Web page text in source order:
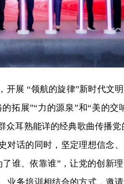
开展 “领航的旋律”新时代文
拓展”“力的源泉”和“美的交
众耳熟能详的经典歌曲传播
对话的同时，坚定理想信念
谁、依靠谁”，让党的创新
业务培训相结合的方式，邀